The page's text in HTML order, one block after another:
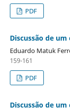
PDF
Discussão de
Eduardo Matuk
159-161
PDF
Discussão de